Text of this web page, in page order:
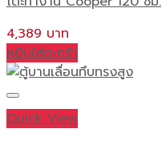
4,389
หยิบใส่ตะกร้า
Quick View